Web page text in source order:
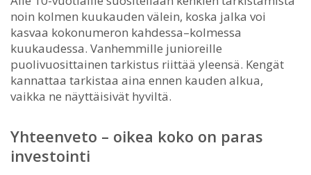
noin kolmen kuukauden välein, koska jalka voi
kasvaa kokonumeron kahdessa–kolmessa
kuukaudessa. Vanhemmille junioreille
puolivuosittainen tarkistus riittää yleensä. Kengät
kannattaa tarkistaa aina ennen kauden alkua,
vaikka ne näyttäisivät hyviltä.
Yhteenveto – oikea koko on paras
investointi